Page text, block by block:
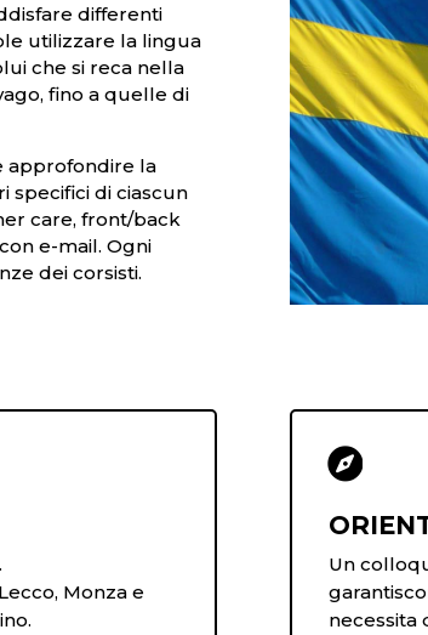
differenti
utilizzare la lingua
che si reca nella
fino a quelle di
approfondire la
specifici di ciascun
care, front/back
e-mail. Ogni
dei corsisti.
Monza e

Un
necessita